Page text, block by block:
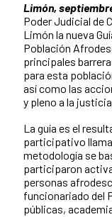
Contenido de la
Limón,
Poder Judicial de
Limón la nueva
Población
principales
para esta
así como las
y pleno a la
La guía es el
participativo
metodología se
participaron
personas
funcionariado del
públicas,